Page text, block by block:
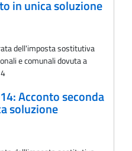
in unica soluzione
dell'imposta sostitutiva
e comunali dovuta a
Acconto seconda
soluzione